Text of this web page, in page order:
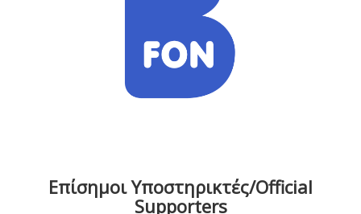
Επίσημοι Υποστηρικτές/Official
Supporters